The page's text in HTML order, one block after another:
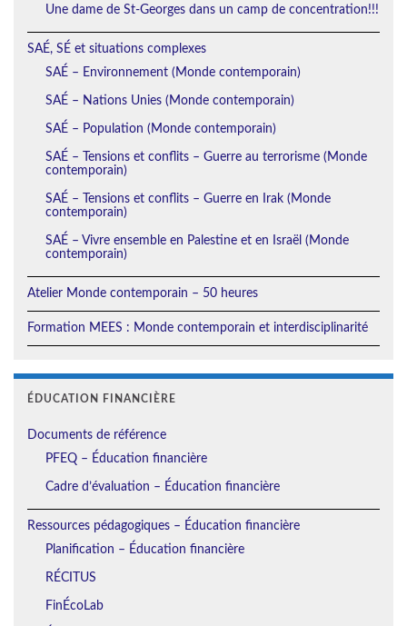
Une dame de St-Georges dans un camp de concentration!!!
SAÉ, SÉ et situations complexes
SAÉ – Environnement (Monde contemporain)
SAÉ – Nations Unies (Monde contemporain)
SAÉ – Population (Monde contemporain)
SAÉ – Tensions et conflits – Guerre au terrorisme (Monde
contemporain)
SAÉ – Tensions et conflits – Guerre en Irak (Monde
contemporain)
SAÉ – Vivre ensemble en Palestine et en Israël (Monde
contemporain)
Atelier Monde contemporain – 50 heures
Formation MEES : Monde contemporain et interdisciplinarité
ÉDUCATION FINANCIÈRE
Documents de référence
PFEQ – Éducation financière
Cadre d’évaluation – Éducation financière
Ressources pédagogiques – Éducation financière
Planification – Éducation financière
RÉCITUS
FinÉcoLab